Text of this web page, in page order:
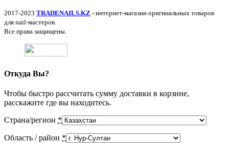
2017-2023 TRADENAILS.KZ - интернет-магазин оригинальных товаров
для nail-мастеров.
Все права защищены.
Откуда Вы?
Чтобы быстро рассчитать сумму доставки в корзине,
расскажите где вы находитесь.
Страна/регион *
Область / район *